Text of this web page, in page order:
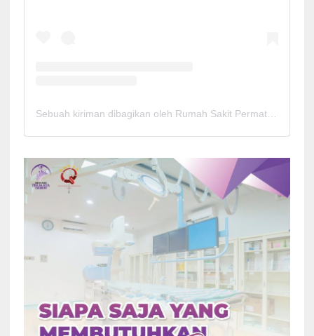
Sebuah kiriman dibagikan oleh Rumah Sakit Permata Cirebon (@rspermatacirebon)